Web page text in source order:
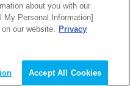
介は、これからも
をすることで、社
about you with our
Personal Information]
our website. Privacy
Accept All Cookies